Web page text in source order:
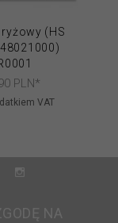
ryżowy (HS
PLN*
VAT
NA